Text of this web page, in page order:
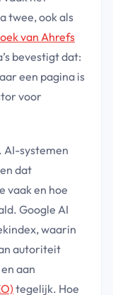
twee, ook als
van Ahrefs
bevestigt dat:
een pagina is
voor
AI-systemen
dat
vaak en hoe
Google AI
waarin
autoriteit
aan
tegelijk. Hoe